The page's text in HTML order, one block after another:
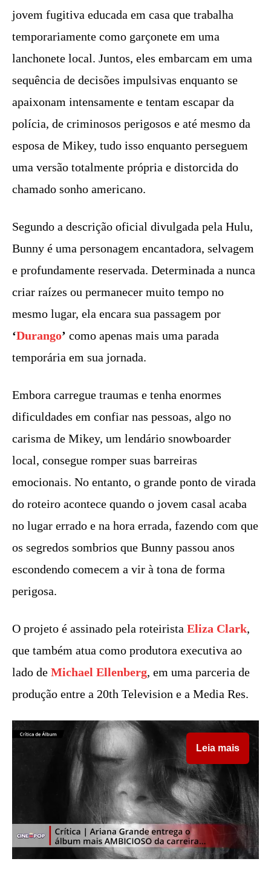
jovem fugitiva educada em casa que trabalha
temporariamente como garçonete em uma
lanchonete local. Juntos, eles embarcam em uma
sequência de decisões impulsivas enquanto se
apaixonam intensamente e tentam escapar da
polícia, de criminosos perigosos e até mesmo da
esposa de Mikey, tudo isso enquanto perseguem
uma versão totalmente própria e distorcida do
chamado sonho americano.
Segundo a descrição oficial divulgada pela Hulu,
Bunny é uma personagem encantadora, selvagem
e profundamente reservada. Determinada a nunca
criar raízes ou permanecer muito tempo no
mesmo lugar, ela encara sua passagem por
‘Durango’ como apenas mais uma parada
temporária em sua jornada.
Embora carregue traumas e tenha enormes
dificuldades em confiar nas pessoas, algo no
carisma de Mikey, um lendário snowboarder
local, consegue romper suas barreiras
emocionais. No entanto, o grande ponto de virada
do roteiro acontece quando o jovem casal acaba
no lugar errado e na hora errada, fazendo com que
os segredos sombrios que Bunny passou anos
escondendo comecem a vir à tona de forma
perigosa.
O projeto é assinado pela roteirista Eliza Clark,
que também atua como produtora executiva ao
lado de Michael Ellenberg, em uma parceria de
produção entre a 20th Television e a Media Res.
Leia mais